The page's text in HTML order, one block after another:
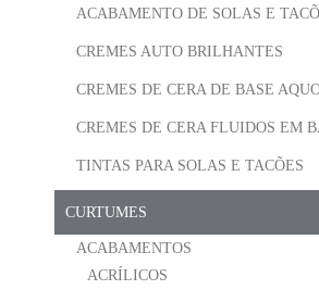
ACABAMENTO DE SOLAS E
CREMES AUTO BRILHANTES
CREMES DE CERA DE BASE
CREMES DE CERA FLUIDOS EM
TINTAS PARA SOLAS E TACÕES
CURTUMES
ACABAMENTOS
ACRÍLICOS